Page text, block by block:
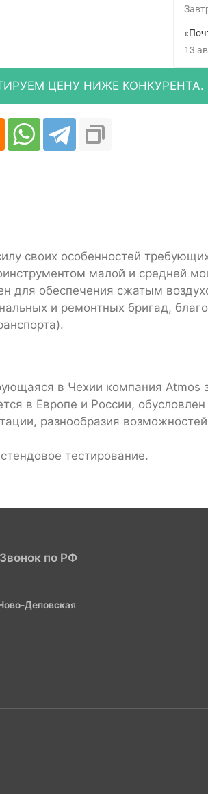
13
своих особенностей
малой и средней
для обеспечения сжатым
и ремонтных бригад,
в Чехии компания Atmos
в Европе и России,
разнообразия
тестирование.
по РФ
Деповская